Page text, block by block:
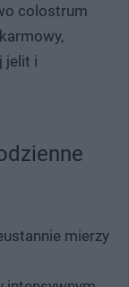
colostrum
jelit i
mierzy